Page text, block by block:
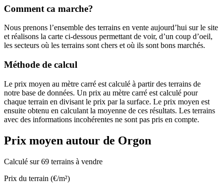
Comment ca marche?
Nous prenons l’ensemble des terrains en vente aujourd’hui sur le site
et réalisons la carte ci-dessous permettant de voir, d’un coup d’oeil,
les secteurs où les terrains sont chers et où ils sont bons marchés.
Méthode de calcul
Le prix moyen au mètre carré est calculé à partir des terrains de
notre base de données. Un prix au mètre carré est calculé pour
chaque terrain en divisant le prix par la surface. Le prix moyen est
ensuite obtenu en calculant la moyenne de ces résultats. Les terrains
avec des informations incohérentes ne sont pas pris en compte.
Prix moyen autour de Orgon
Calculé sur 69 terrains à vendre
Prix du terrain (€/m²)